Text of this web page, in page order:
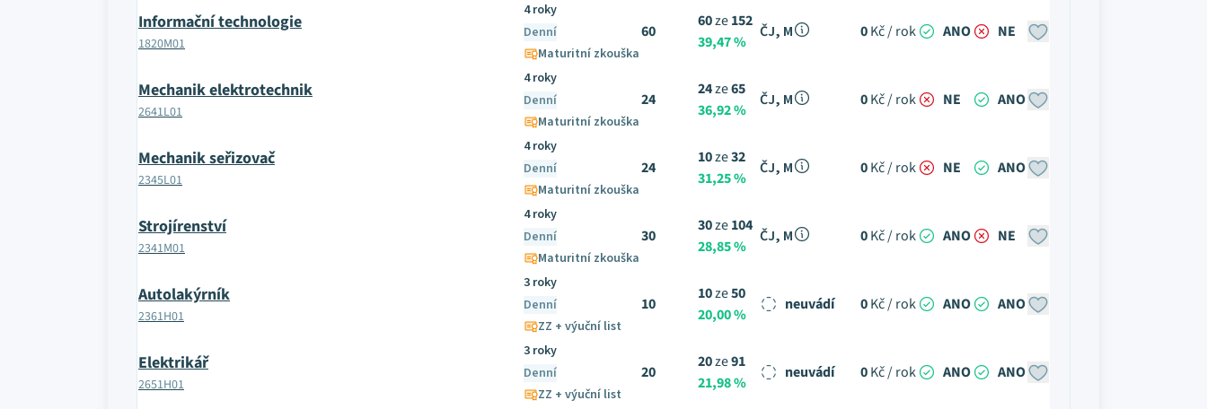
Informační technologie
1820M01
4 roky
Denní
Maturitní zkouška
60
60ze152
39,47 %
ČJ, M 0Kč / rok ANO NE
Mechanik elektrotechnik
2641L01
4 roky
Denní
Maturitní zkouška
24
24ze65
36,92 %
ČJ, M 0Kč / rok NE ANO
Mechanik seřizovač
2345L01
4 roky
Denní
Maturitní zkouška
24
10ze32
31,25 %
ČJ, M 0Kč / rok NE ANO
Strojírenství
2341M01
4 roky
Denní
Maturitní zkouška
30
30ze104
28,85 %
ČJ, M 0Kč / rok ANO NE
Autolakýrník
2361H01
3 roky
Denní
ZZ + výuční list
10
10ze50
20,00 %
neuvádí 0Kč / rok ANO ANO
Elektrikář
2651H01
3 roky
Denní
ZZ + výuční list
20
20ze91
21,98 %
neuvádí 0Kč / rok ANO ANO